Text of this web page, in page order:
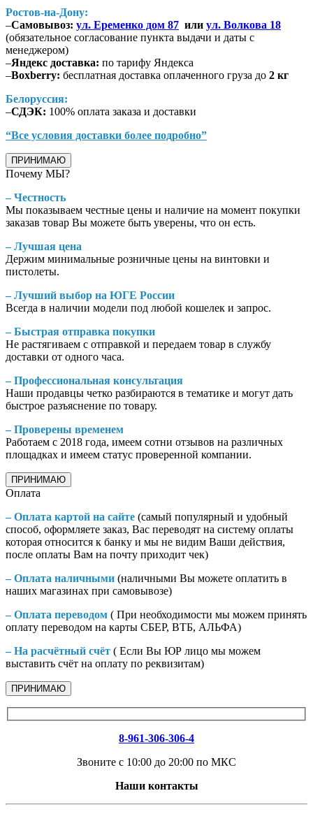
Ростов-на-Дону:
–Самовывоз: ул. Еременко дом 87 или ул. Волкова 18
(обязательное согласование пункта выдачи и даты с
менеджером)
–Яндекс доставка: по тарифу Яндекса
–Boxberry: бесплатная доставка оплаченного груза до 2 кг
Белоруссия:
–СДЭК: 100% оплата заказа и доставки
“Все условия доставки более подробно”
ПРИНИМАЮ
Почему МЫ?
– Честность
Мы показываем честные цены и наличие на момент покупки
заказав товар Вы можете быть уверены, что он есть.
– Лучшая цена
Держим минимальные розничные цены на винтовки и
пистолеты.
– Лучший выбор на ЮГЕ России
Всегда в наличии модели под любой кошелек и запрос.
– Быстрая отправка покупки
Не растягиваем с отправкой и передаем товар в службу
доставки от одного часа.
– Профессиональная консультация
Наши продавцы четко разбираются в тематике и могут дать
быстрое разъяснение по товару.
– Проверены временем
Работаем с 2018 года, имеем сотни отзывов на различных
площадках и имеем статус проверенной компании.
ПРИНИМАЮ
Оплата
– Оплата картой на сайте (самый популярный и удобный
способ, оформляете заказ, Вас переводят на систему оплаты
которая относится к банку и мы не видим Ваши действия,
после оплаты Вам на почту приходит чек)
– Оплата наличными (наличными Вы можете оплатить в
наших магазинах при самовывозе)
– Оплата переводом ( При необходимости мы можем принять
оплату переводом на карты СБЕР, ВТБ, АЛЬФА)
– На расчётный счёт ( Если Вы ЮР лицо мы можем
выставить счёт на оплату по реквизитам)
ПРИНИМАЮ
8-961-306-306-4
Звоните с 10:00 до 20:00 по МКС
Наши контакты